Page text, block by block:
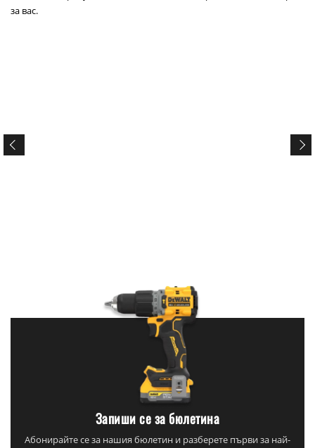
за вас.
Запиши се за бюлетина
Абонирайте се за нашия бюлетин и разберете първи за най-